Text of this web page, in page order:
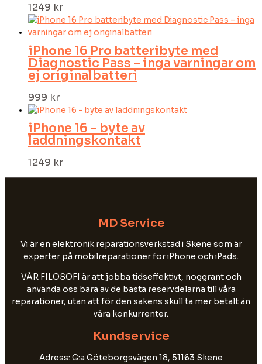
1249 kr
iPhone 16 Pro batteribyte med
Diagnostic Pass – inga varningar om
ej originalbatteri
999 kr
iPhone 16 – byte av
laddningskontakt
1249 kr
MD Service
Vi är en elektronik reparationsverkstad i Skene som är
experter på mobilreparationer för iPhone och iPads.
VÅR FILOSOFI är att jobba tidseffektivt, noggrant och
använda oss bara av de bästa reservdelarna till våra
reparationer, utan att för den sakens skull ta mer betalt än
våra konkurrenter.
Kundservice
Adress: G:a Göteborgsvägen 18, 51163 Skene